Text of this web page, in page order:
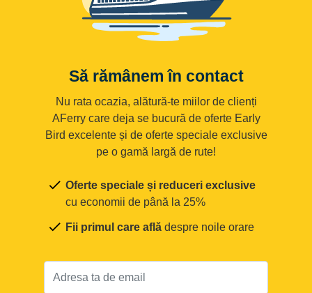
Să rămânem în contact
Nu rata ocazia, alătură-te miilor de clienți
AFerry care deja se bucură de oferte Early
Bird excelente și de oferte speciale exclusive
pe o gamă largă de rute!
Oferte speciale și reduceri exclusive
cu economii de până la 25%
Fii primul care află despre noile orare